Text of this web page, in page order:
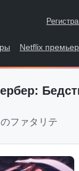
Netflix
ファタリテ